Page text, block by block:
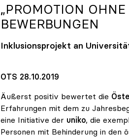
„PROMOTION
BEWERBUNGEN
Inklusionsprojekt an
OTS 28.10.2019
Äußerst positiv bewertet die
Erfahrungen mit dem zu
eine Initiative der uniko, die
Personen mit Behinderung in den